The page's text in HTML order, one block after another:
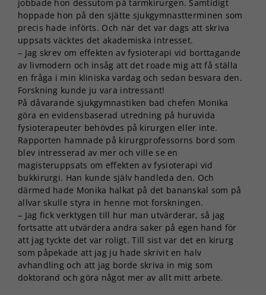
jobbade hon dessutom på tarmkirurgen. Samtidigt
hoppade hon på den sjätte sjukgymnastterminen som
precis hade införts. Och när det var dags att skriva
uppsats väcktes det akademiska intresset.
– Jag skrev om effekten av fysioterapi vid borttagande
av livmodern och insåg att det roade mig att få ställa
en fråga i min kliniska vardag och sedan besvara den.
Forskning kunde ju vara intressant!
På dåvarande sjukgymnastiken bad chefen Monika
göra en evidensbaserad utredning på huruvida
fysioterapeuter behövdes på kirurgen eller inte.
Rapporten hamnade på kirurgprofessorns bord som
blev intresserad av mer och ville se en
magisteruppsats om effekten av fysioterapi vid
bukkirurgi. Han kunde själv handleda den. Och
därmed hade Monika halkat på det bananskal som på
allvar skulle styra in henne mot forskningen.
– Jag fick verktygen till hur man utvärderar, så jag
fortsatte att utvärdera andra saker på egen hand för
att jag tyckte det var roligt. Till sist var det en kirurg
som påpekade att jag ju hade skrivit en halv
avhandling och att jag borde skriva in mig som
doktorand och göra något mer av allt mitt arbete.